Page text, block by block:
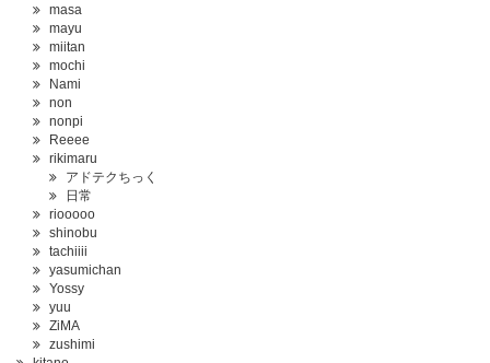
masa
mayu
miitan
mochi
Nami
non
nonpi
Reeee
rikimaru
アドテクちっく
日常
riooooo
shinobu
tachiiii
yasumichan
Yossy
yuu
ZiMA
zushimi